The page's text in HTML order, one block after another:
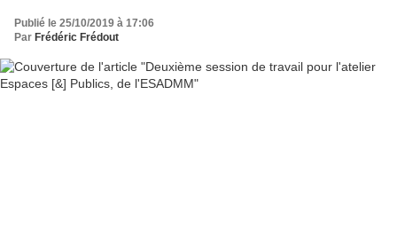
Publié le 25/10/2019 à 17:06
Par Frédéric Frédout